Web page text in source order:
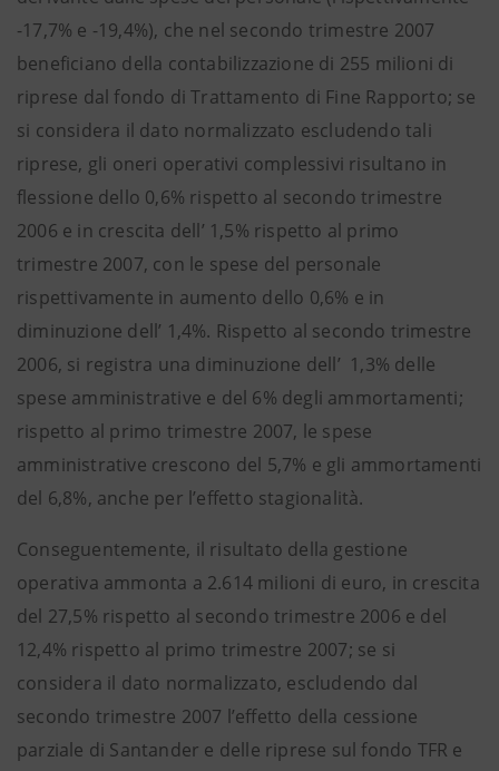
-17,7% e -19,4%), che nel secondo trimestre 2007
beneficiano della contabilizzazione di 255 milioni di
riprese dal fondo di Trattamento di Fine Rapporto; se
si considera il dato normalizzato escludendo tali
riprese, gli oneri operativi complessivi risultano in
flessione dello 0,6% rispetto al secondo trimestre
2006 e in crescita dell’ 1,5% rispetto al primo
trimestre 2007, con le spese del personale
rispettivamente in aumento dello 0,6% e in
diminuzione dell’ 1,4%. Rispetto al secondo trimestre
2006, si registra una diminuzione dell’ 1,3% delle
spese amministrative e del 6% degli ammortamenti;
rispetto al primo trimestre 2007, le spese
amministrative crescono del 5,7% e gli ammortamenti
del 6,8%, anche per l’effetto stagionalità.
Conseguentemente, il risultato della gestione
operativa ammonta a 2.614 milioni di euro, in crescita
del 27,5% rispetto al secondo trimestre 2006 e del
12,4% rispetto al primo trimestre 2007; se si
considera il dato normalizzato, escludendo dal
secondo trimestre 2007 l’effetto della cessione
parziale di Santander e delle riprese sul fondo TFR e